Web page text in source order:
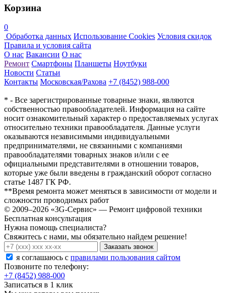
Корзина
0
Обработка данных Использование Cookies Условия скидок
Правила и условия сайта
О нас Вакансии О нас
Ремонт Смартфоны Планшеты Ноутбуки
Новости Статьи
Контакты Московская/Рахова +7 (8452) 988-000
* - Все зарегистрированные товарные знаки, являются
собственностью правообладателей. Информация на сайте
носит ознакомительный характер о предоставляемых услугах
относительно техники правообладателя. Данные услуги
оказываются независимыми индивидуальными
предпринимателями, не связанными с компаниями
правообладателями товарных знаков и/или с ее
официальными представителями в отношении товаров,
которые уже были введены в гражданский оборот согласно
статье 1487 ГК РФ.
**Время ремонта может меняться в зависимости от модели и
сложности проводимых работ
© 2009–2026 «3G-Сервис» — Ремонт цифровой техники
Бесплатная консультация
Нужна помощь специалиста?
Свяжитесь с нами, мы обязательно найдем решение!
Заказать звонок
я соглашаюсь c правилами пользования сайтом
Позвоните по телефону:
+7 (8452) 988-000
Записаться в 1 клик